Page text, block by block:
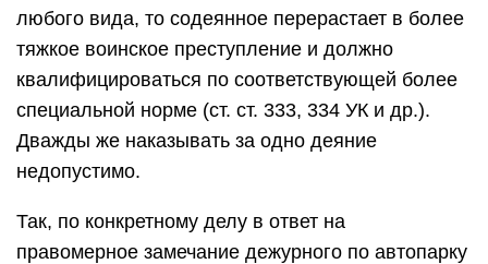
любого вида, то содеянное перерастает в более
тяжкое воинское преступление и должно
квалифицироваться по соответствующей более
специальной норме (ст. ст. 333, 334 УК и др.).
Дважды же наказывать за одно деяние
недопустимо.
Так, по конкретному делу в ответ на
правомерное замечание дежурного по автопарку